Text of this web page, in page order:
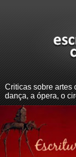
Criticas sobre artes
dança, a ópera, o